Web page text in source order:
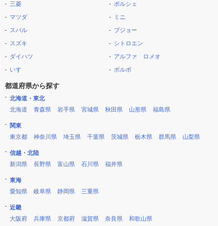
三菱
マツダ
スバル
スズキ
ダイハツ
いすゞ
ポルシェ
ミニ
プジョー
シトロエン
アルファ ロメオ
ボルボ
都道府県から探す
北海道・東北
北海道
青森県 岩手県 宮城県 秋田県 山形県 福島県
関東
東京都
神奈川県 埼玉県 千葉県 茨城県 栃木県 群馬県 山梨県
信越・北陸
新潟県
長野県 富山県 石川県 福井県
東海
愛知県
岐阜県 静岡県 三重県
近畿
大阪府
兵庫県 京都府 滋賀県 奈良県 和歌山県